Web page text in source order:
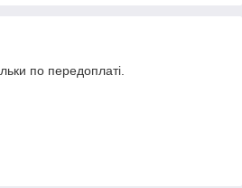
по передоплаті.